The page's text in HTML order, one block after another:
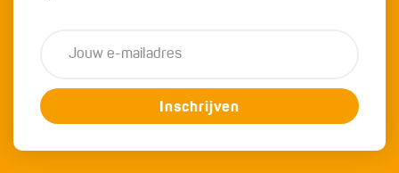
Inschrijven